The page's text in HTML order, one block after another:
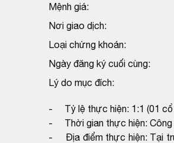
Mệnh giá:
Nơi giao dịch:
Loại chứng khoán:
Ngày đăng ký cuối cùng:
Lý do mục đích:
- Tỷ lệ thực hiện: 1:1 (01 cổ
- Thời gian thực hiện: Công
- Địa điểm thực hiện: Tại trụ